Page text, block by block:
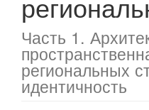
Часть 1.
региональных
идентичность